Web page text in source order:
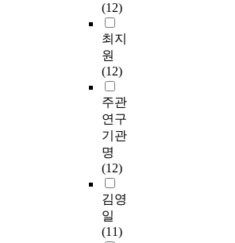
(12)
최지
원
(12)
주관
연구
기관
명
(12)
김영
일
(11)